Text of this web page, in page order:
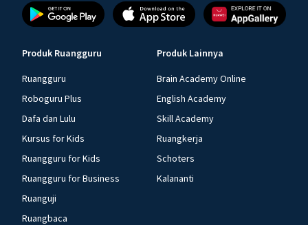
Produk Ruangguru
Ruangguru
Roboguru Plus
Dafa dan Lulu
Kursus for Kids
Ruangguru for Kids
Ruangguru for Business
Ruanguji
Ruangbaca
Produk Lainnya
Brain Academy Online
English Academy
Skill Academy
Ruangkerja
Schoters
Kalananti